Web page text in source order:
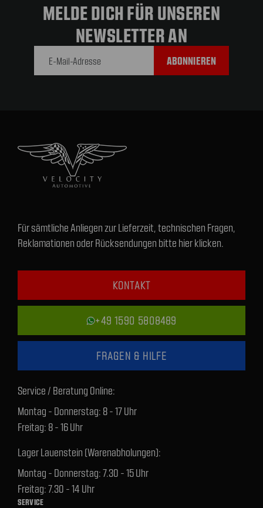
MELDE DICH FÜR UNSEREN
NEWSLETTER AN
Für sämtliche Anliegen zur Lieferzeit, technischen Fragen,
Reklamationen oder Rücksendungen bitte hier klicken.
KONTAKT
+49 1590 5808489
FRAGEN & HILFE
Service / Beratung Online:
Montag - Donnerstag: 8 - 17 Uhr
Freitag: 8 - 16 Uhr
Lager Lauenstein (Warenabholungen):
Montag - Donnerstag: 7.30 - 15 Uhr
Freitag: 7.30 - 14 Uhr
SERVICE